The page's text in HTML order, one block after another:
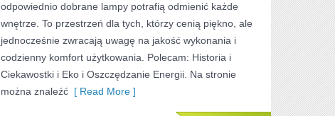
odpowiednio dobrane lampy potrafią odmienić każde
wnętrze. To przestrzeń dla tych, którzy cenią piękno, ale
jednocześnie zwracają uwagę na jakość wykonania i
codzienny komfort użytkowania. Polecam: Historia i
Ciekawostki i Eko i Oszczędzanie Energii. Na stronie
można znaleźć [ Read More ]